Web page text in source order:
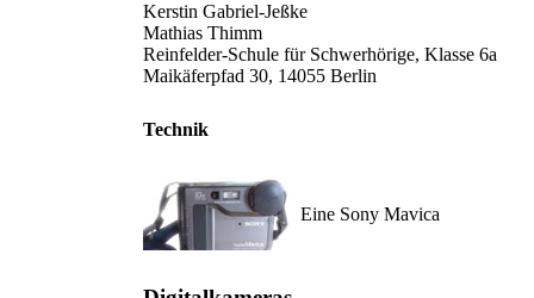
Kerstin Gabriel-Jeßke
Mathias Thimm
Reinfelder-Schule für Schwerhörige, Klasse 6a
Maikäferpfad 30, 14055 Berlin
Technik
Eine Sony Mavica